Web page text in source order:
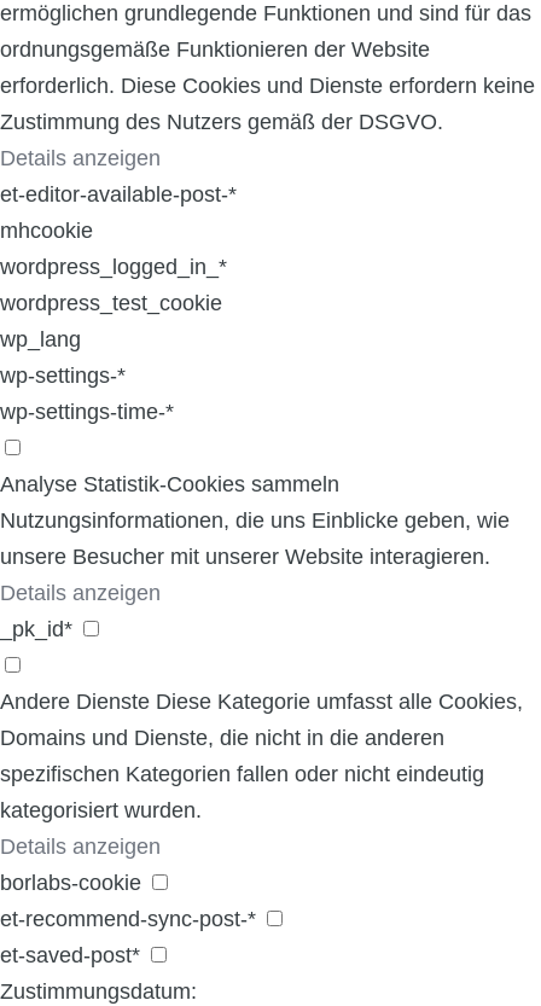
ermöglichen grundlegende Funktionen und sind für das
ordnungsgemäße Funktionieren der Website
erforderlich. Diese Cookies und Dienste erfordern keine
Zustimmung des Nutzers gemäß der DSGVO.
Details anzeigen
et-editor-available-post-*
mhcookie
wordpress_logged_in_*
wordpress_test_cookie
wp_lang
wp-settings-*
wp-settings-time-*
Analyse Statistik-Cookies sammeln
Nutzungsinformationen, die uns Einblicke geben, wie
unsere Besucher mit unserer Website interagieren.
Details anzeigen
_pk_id*
Andere Dienste Diese Kategorie umfasst alle Cookies,
Domains und Dienste, die nicht in die anderen
spezifischen Kategorien fallen oder nicht eindeutig
kategorisiert wurden.
Details anzeigen
borlabs-cookie
et-recommend-sync-post-*
et-saved-post*
Zustimmungsdatum: